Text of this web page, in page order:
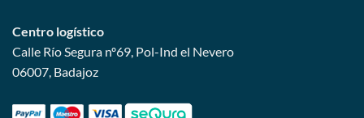
Centro logístico
Calle Río Segura nº69, Pol-Ind el Nevero
06007, Badajoz